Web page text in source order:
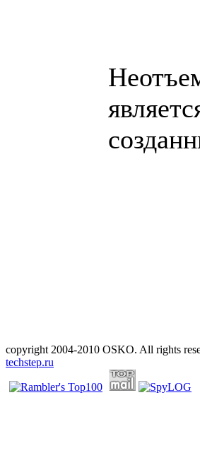
copyright 2004-2010 OSKO. All rights
techstep.ru